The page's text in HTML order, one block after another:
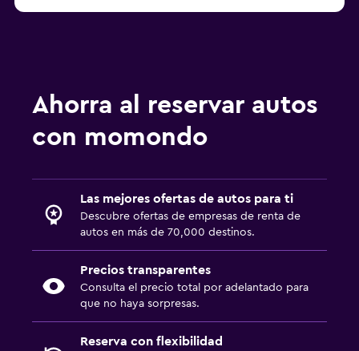
Ahorra al reservar autos
con momondo
Las mejores ofertas de autos para ti
Descubre ofertas de empresas de renta de
autos en más de 70,000 destinos.
Precios transparentes
Consulta el precio total por adelantado para
que no haya sorpresas.
Reserva con flexibilidad